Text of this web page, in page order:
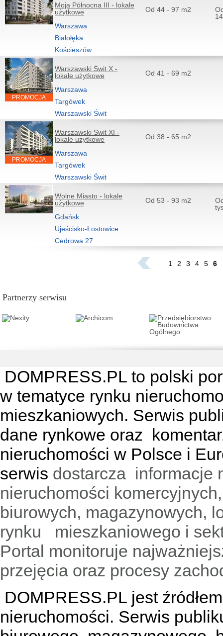
Moja Północna III - lokale
użytkowe
Warszawa
Białołęka
Kościeszów
Od 44 - 97 m2
PROMOCJA
Warszawski Świt X -
lokale użytkowe
Warszawa
Targówek
Warszawski Świt
Od 41 - 69 m2
PROMOCJA
Warszawski Świt XI -
lokale użytkowe
Warszawa
Targówek
Warszawski Świt
Od 38 - 65 m2
Wolne Miasto - lokale
użytkowe
Gdańsk
Ujeścisko-Łostowice
Cedrowa 27
Od 53 - 93 m2
1 2 3 4 5 6
Partnerzy serwisu
DOMPRESS.PL to polski
w tematyce rynku
mieszkaniowych. Serwis
dane rynkowe oraz
nieruchomości w Polsce i
serwis dostarcza informacje
nieruchomości
biurowych, magazynowych,
rynku mieszkaniowego i
Portal monitoruje
przejęcia oraz procesy
DOMPRESS.PL jest
nieruchomości. Serwis